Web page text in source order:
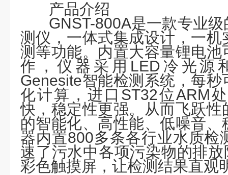
产品介绍
GNST-800A是一款专业
测仪，一体式集成设计，一
测等功能。内置大容量锂电
作，仪器采用LED冷光源
Genesite智能检测系统，每
化计算，进口ST32位ARM
快，稳定性更强。从而飞跃
的智能化、高性能、低噪音
器内置800多条各行业水质检
速了污水中各项污染物的排
彩色触摸屏，让检测结果直观